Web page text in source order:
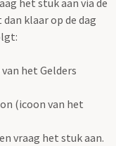
het stuk aan via de
klaar op de dag
het Gelders
(icoon van het
vraag het stuk aan.